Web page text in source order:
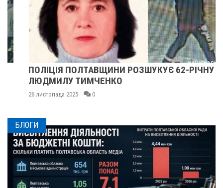
ПОЛІЦІЯ ПОЛТАВЩИНИ РОЗШУКУЄ 62-РІЧНУ
ЛЮДМИЛУ ТИМЧЕНКО
26 листопада 2025 0
БЛОГИ